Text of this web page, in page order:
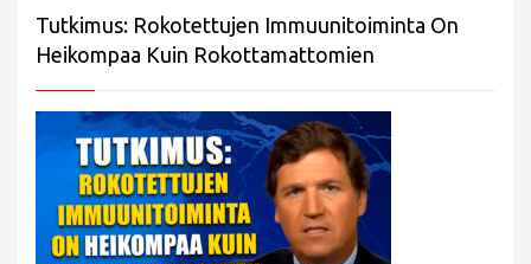
Tutkimus: Rokotettujen Immuunitoiminta On
Heikompaa Kuin Rokottamattomien